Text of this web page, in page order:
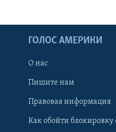
ГОЛОС АМЕРИКИ
О нас
Пишите нам
Правовая информация
Как обойти блокировку